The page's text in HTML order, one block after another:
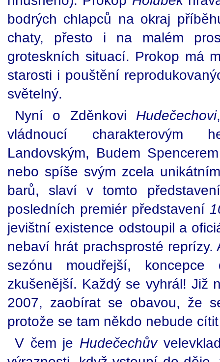
bodrých chlapců na okraj
chaty, přesto i na malém
groteskních situací. Prokop má
starosti i pouštění
světelný.
Nyní o Zděnkovi Hudečechovi
vládnoucí charakterovým
Landovským, Budem
nebo spíše svým zcela
barů, slaví v tomto
posledních premiér představení
jevištní existence odstoupil a
nebaví hrát prachsprosté
sezónu moudřejší, koncepce
zkušenější. Každý se vyhrál! Již
2007, zaobírat se obavou, že
protože se tam někdo nebude
V čem je Hudečechův